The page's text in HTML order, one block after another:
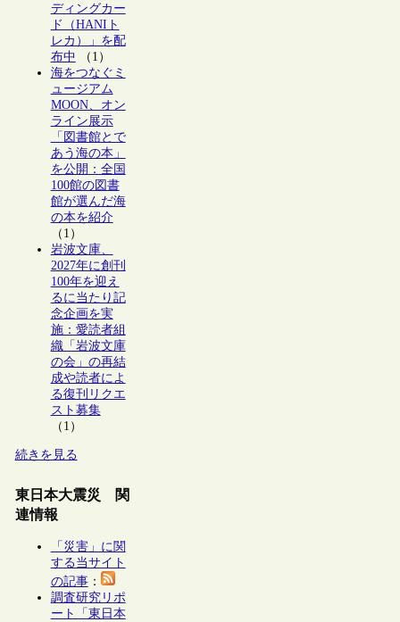
ディングカー
ド（HANIト
レカ）」を配
布中 （1）
海をつなぐミ
ュージアム
MOON、オン
ライン展示
「図書館とで
あう海の本」
を公開：全国
100館の図書
館が選んだ海
の本を紹介
（1）
岩波文庫、
2027年に創刊
100年を迎え
るに当たり記
念企画を実
施：愛読者組
織「岩波文庫
の会」の再結
成や読者によ
る復刊リクエ
スト募集
（1）
続きを見る
東日本大震災 関
連情報
「災害」に関
する当サイト
の記事：
調査研究リポ
ート「東日本